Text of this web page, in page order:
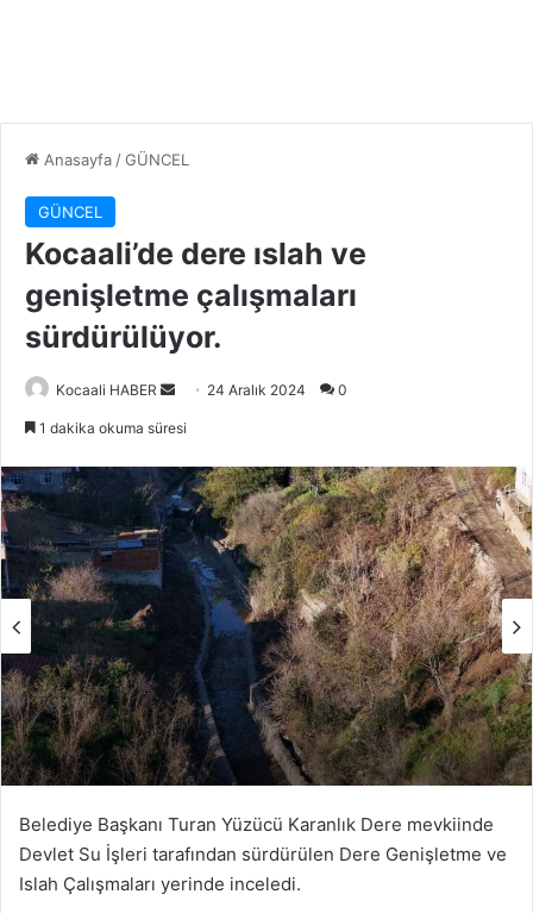
Anasayfa /GÜNCEL
GÜNCEL
Kocaali’de dere ıslah ve
genişletme çalışmaları
sürdürülüyor.
Kocaali HABER
Bir
göndermek
24 Aralık 2024 0
1 dakika okuma süresi
Belediye Başkanı Turan Yüzücü Karanlık Dere mevkiinde
Devlet Su İşleri tarafından sürdürülen Dere Genişletme ve
Islah Çalışmaları yerinde inceledi.